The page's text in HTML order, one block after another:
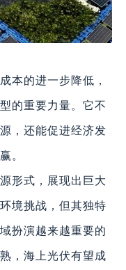
本的进一步降低，
的重要力量。它不
，还能促进经济发
。
形式，展现出巨大
境挑战，但其独特
扮演越来越重要的
，海上光伏有望成